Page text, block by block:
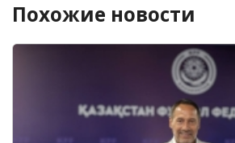
Похожие новости